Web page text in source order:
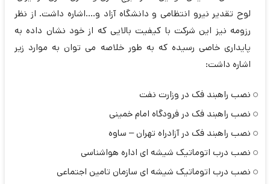
لوح تقدیر نیرو انتظامی و دانشگاه آزاد و....اشاره داشت. از نظر
رزومه نیز این شرکت با کیفیت بالایی که از خود نشان داده به
پایداری خاصی رسیده که به طور خلاصه می توان به موارد زیر
اشاره داشت:
نصب راهبند فک در وزارت نفت
نصب راهبند فک در فرودگاه امام خمینی
نصب راهبند فک در آزادراه تهران – ساوه
نصب درب اتوماتیک شیشه ای اداره هواشناسی
نصب درب اتوماتیک شیشه ای سازمان تامین اجتماعی